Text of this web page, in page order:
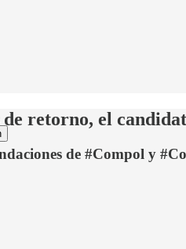
de retorno, el
de #Compol y